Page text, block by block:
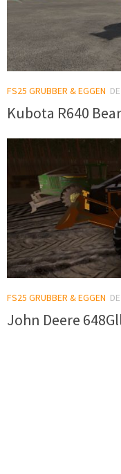
FS25 GRUBBER & EGGEN
Kubota R640
FS25 GRUBBER & EGGEN
John Deere